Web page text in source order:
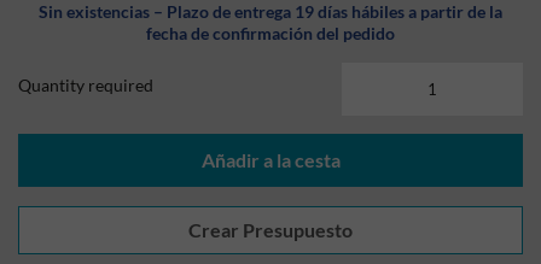
Sin existencias – Plazo de entrega 19 días hábiles a partir de la
fecha de confirmación del pedido
Quantity required
Añadir a la cesta